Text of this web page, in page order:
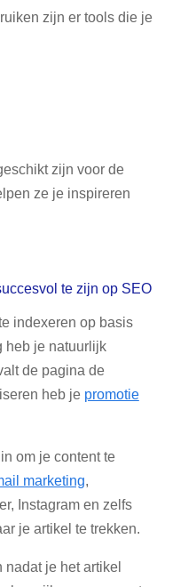
zijn er tools die je
zijn voor de
ze je inspireren
te zijn op SEO
indexeren op basis
heb je natuurlijk
de pagina de
heb je promotie
om je content te
marketing,
Instagram en zelfs
je artikel te trekken.
je het artikel